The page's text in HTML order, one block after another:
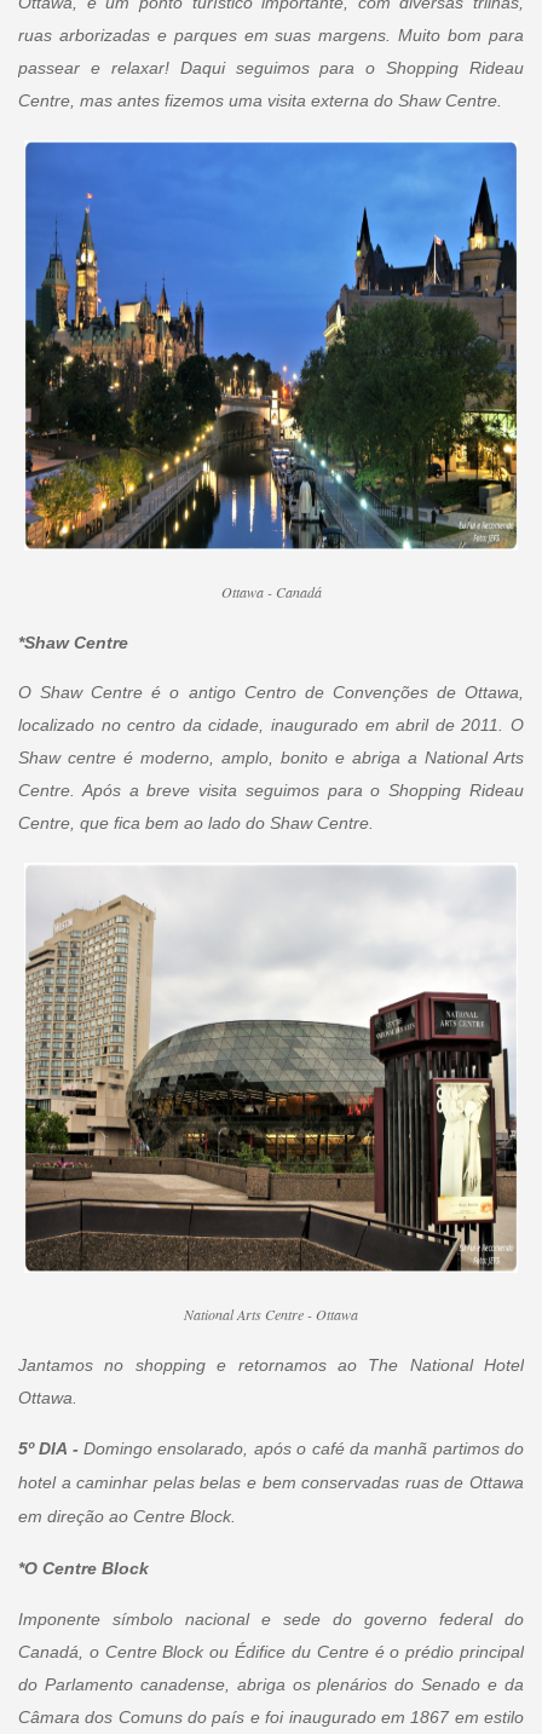
ruas arborizadas e parques em suas margens. Muito bom para
passear e relaxar! Daqui seguimos para o Shopping Rideau
Centre, mas antes fizemos uma visita externa do Shaw Centre.
Ottawa - Canadá
*Shaw Centre
O Shaw Centre é o antigo Centro de Convenções de Ottawa,
localizado no centro da cidade, inaugurado em abril de 2011. O
Shaw centre é moderno, amplo, bonito e abriga a National Arts
Centre. Após a breve visita seguimos para o Shopping Rideau
Centre, que fica bem ao lado do Shaw Centre.
National Arts Centre - Ottawa
Jantamos no shopping e retornamos ao The National Hotel
Ottawa.
5º DIA -Domingo ensolarado, após o café da manhã partimos do
hotel a caminhar pelas belas e bem conservadas ruas de Ottawa
em direção ao Centre Block.
*O Centre Block
Imponente símbolo nacional e sede do governo federal do
Canadá, o Centre Block ou Édifice du Centre é o prédio principal
do Parlamento canadense, abriga os plenários do Senado e da
Câmara dos Comuns do país e foi inaugurado em 1867 em estilo